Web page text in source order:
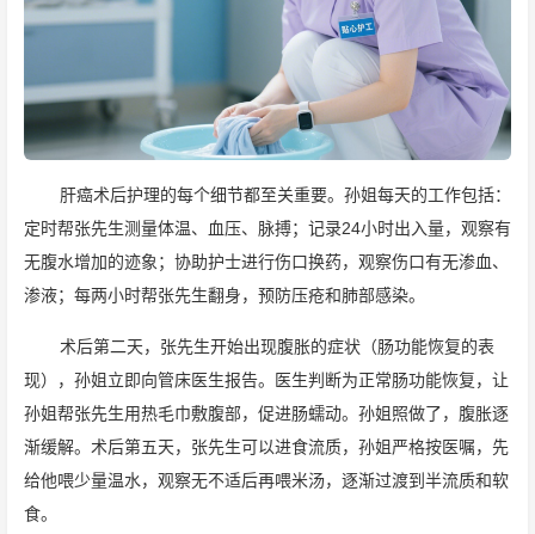
肝癌术后护理的每个细节都至关重要。孙姐每天的工作包括：
定时帮张先生测量体温、血压、脉搏；记录24小时出入量，观察有
无腹水增加的迹象；协助护士进行伤口换药，观察伤口有无渗血、
渗液；每两小时帮张先生翻身，预防压疮和肺部感染。
术后第二天，张先生开始出现腹胀的症状（肠功能恢复的表
现），孙姐立即向管床医生报告。医生判断为正常肠功能恢复，让
孙姐帮张先生用热毛巾敷腹部，促进肠蠕动。孙姐照做了，腹胀逐
渐缓解。术后第五天，张先生可以进食流质，孙姐严格按医嘱，先
给他喂少量温水，观察无不适后再喂米汤，逐渐过渡到半流质和软
食。